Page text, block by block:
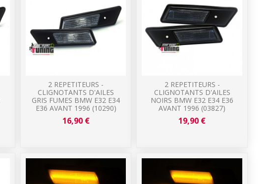
2 REPETITEURS -
CLIGNOTANTS D'AILES
GRIS FUMES BMW E32 E34
E36 AVANT 1996 (10290)
16,90 €
2 REPETITEURS -
CLIGNOTANTS D'AILES
NOIRS BMW E32 E34 E36
AVANT 1996 (03827)
19,90 €